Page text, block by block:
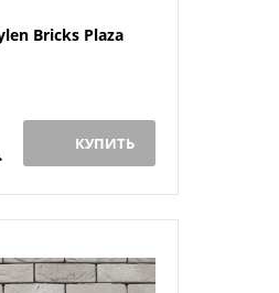
Bricks Plaza
КУПИТЬ